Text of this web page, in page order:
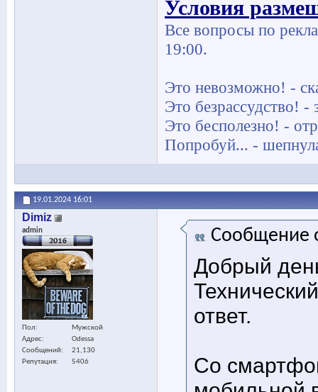
Условия
Все вопросы по
19:00.
Это невозможно! -
Это безрассудство! -
Это бесполезно! -
Попробуй... -
19.01.2024 16:01
Dimiz
admin
Пол
Мужской
Адрес
Odessa
Сообщений
21,130
Репутация
5406
Сообщение
Добрый
ответ.
Со